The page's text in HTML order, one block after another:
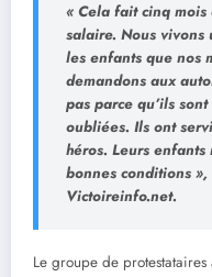
« Cela fait cinq mois
salaire. Nous
les enfants que nos
demandons aux
pas parce qu’ils
oubliées. Ils ont
héros. Leurs
bonnes conditions
Victoireinfo.net.
Le groupe de